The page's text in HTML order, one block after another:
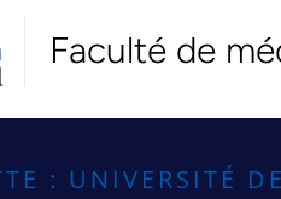
Faculté de
: UNIVERSITÉ